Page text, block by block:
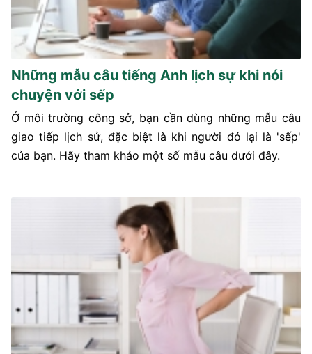
Những mẫu câu tiếng Anh lịch sự khi nói
chuyện với sếp
Ở môi trường công sở, bạn cần dùng những mẫu câu
giao tiếp lịch sử, đặc biệt là khi người đó lại là 'sếp'
của bạn. Hãy tham khảo một số mẫu câu dưới đây.